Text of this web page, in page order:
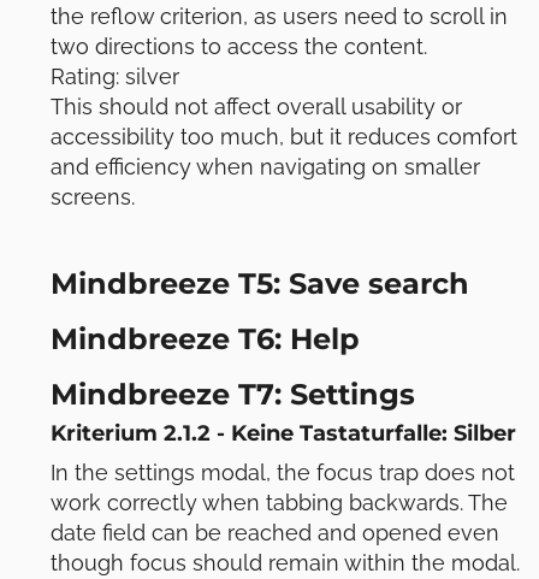
the reflow criterion, as users need to scroll in
two directions to access the content.
Rating: silver
This should not affect overall usability or
accessibility too much, but it reduces comfort
and efficiency when navigating on smaller
screens.
Mindbreeze T5: Save search
Mindbreeze T6: Help
Mindbreeze T7: Settings
Kriterium 2.1.2 - Keine Tastaturfalle: Silber
In the settings modal, the focus trap does not
work correctly when tabbing backwards. The
date field can be reached and opened even
though focus should remain within the modal.